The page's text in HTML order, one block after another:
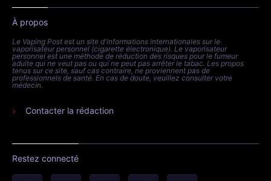
À propos
Le Vaping Post est un site d'informations internationales sur le
vaporisateur personnel (cigarette électronique). Le vaporisateur
personnel est une méthode de réduction des risques pour le fumeur
adulte qui ne veut pas ou qui ne peut pas arrêter le tabac. Les propos
tenus sur ce site, sauf cas contraire, ne proviennent pas de
professionnels de santé. En cas de doute, veuillez consulter votre
médecin.
Contacter la rédaction
Restez connecté